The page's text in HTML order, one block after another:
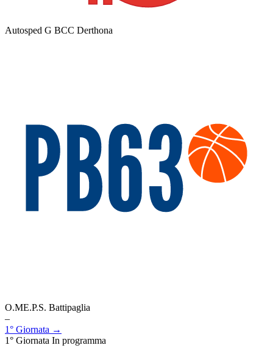
Autosped G BCC Derthona
O.ME.P.S. Battipaglia
–
1° Giornata →
1° Giornata In programma